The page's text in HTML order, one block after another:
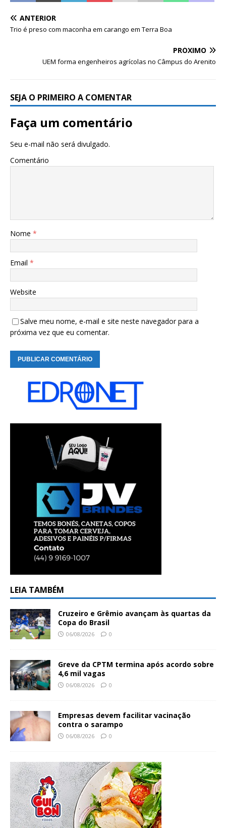
ANTERIOR
Trio é preso com maconha em carango em Terra Boa
PRÓXIMO
UEM forma engenheiros agrícolas no Câmpus do Arenito
SEJA O PRIMEIRO A COMENTAR
Faça um comentário
Seu e-mail não será divulgado.
Comentário
Nome *
Email *
Website
Salve meu nome, e-mail e site neste navegador para a
próxima vez que eu comentar.
LEIA TAMBÉM
Cruzeiro e Grêmio avançam às quartas da
Copa do Brasil
06/08/2026 0
Greve da CPTM termina após acordo sobre
4,6 mil vagas
06/08/2026 0
Empresas devem facilitar vacinação
contra o sarampo
06/08/2026 0